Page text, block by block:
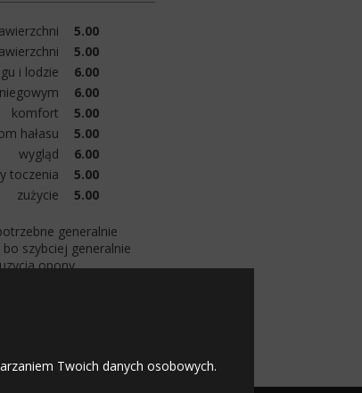
Twoich danych osobowych.
5.00
5.00
i lodzie
6.00
6.00
komfort
5.00
hałasu
5.00
wygląd
6.00
toczenia
5.00
zużycie
5.00
generalnie
szybciej generalnie
opony.